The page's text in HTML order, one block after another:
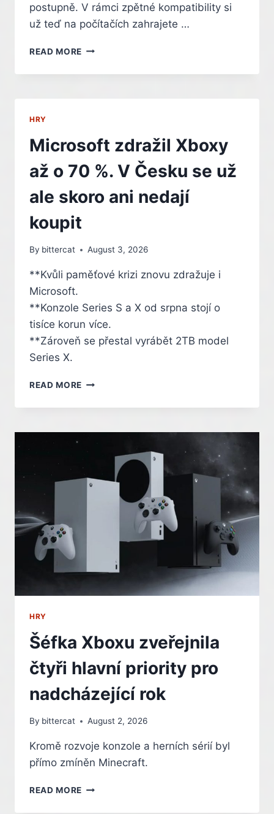
postupně. V rámci zpětné kompatibility si
už teď na počítačích zahrajete …
READ MORE MICROSOFT
DOSTAT
XBOXU
360.
VYDAVATELÉ
MÍT
PRÁCE
HRY
Microsoft zdražil Xboxy
až o 70 %. V Česku se už
ale skoro ani nedají
koupit
By bittercat August 3, 2026
**Kvůli paměťové krizi znovu zdražuje i
Microsoft.
**Konzole Series S a X od srpna stojí o
tisíce korun více.
**Zároveň se přestal vyrábět 2TB model
Series X.
READ MORE MICROSOFT
XBOXY
O
ČESKU
KOUPIT
HRY
Šéfka Xboxu zveřejnila
čtyři hlavní priority pro
nadcházející rok
By bittercat August 2, 2026
Kromě rozvoje konzole a herních sérií byl
přímo zmíněn Minecraft.
READ MORE ŠÉFKA